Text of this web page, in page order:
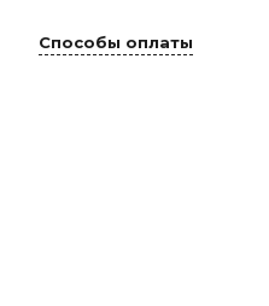
Способы оплаты